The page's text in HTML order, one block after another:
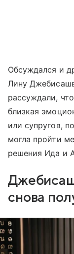
Обсуждался и
Лину
рассуждали,
близкая
или супругов,
могла пройти
решения Ида и
снова